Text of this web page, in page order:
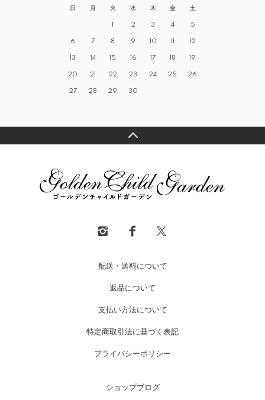
日 月 火 水 木 金 土
2 3 4 5
6 7 8 9 10 12
13 14 15 16 17 18 19
20 21 22 23 24 25 26
27 28 29 30
配送・送料について
返品について
支払い方法について
特定商取引法に基づく表記
プライバシーポリシー
ショップブログ